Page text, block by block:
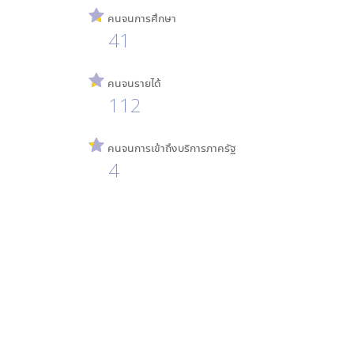
คนจนการศึกษา
41
คนจนรายได้
112
คนจนการเข้าถึงบริการภาครัฐ
4